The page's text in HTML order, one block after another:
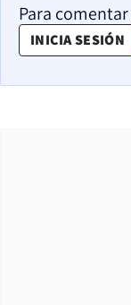
Para
INICIA SESIÓN